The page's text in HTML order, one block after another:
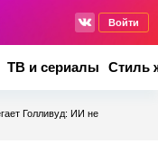
Войти
ТВ и сериалы Стиль
Голливуд: ИИ не